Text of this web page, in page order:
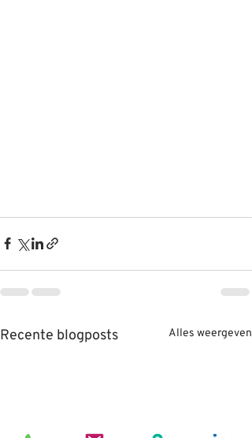
Recente blogposts Alles weergeven